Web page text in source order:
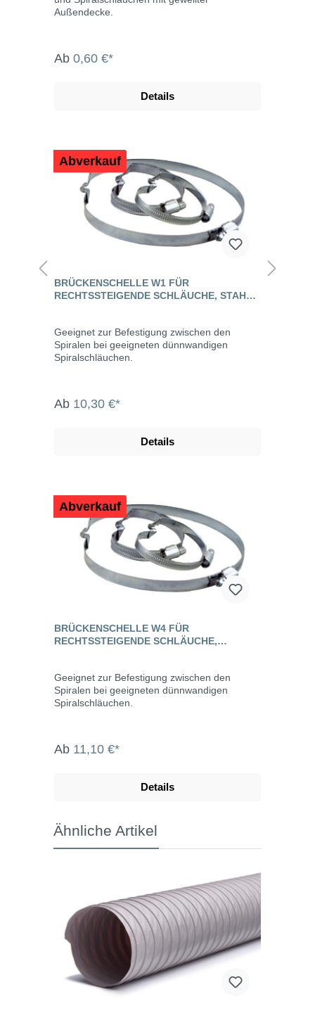
Außendecke.
Ab 0,60 €*
Details
Abverkauf
BRÜCKENSCHELLE W1 FÜR
RECHTSSTEIGENDE SCHLÄUCHE, STAHL
Geeignet zur Befestigung zwischen den
Spiralen bei geeigneten dünnwandigen
Spiralschläuchen.
Ab 10,30 €*
Details
Abverkauf
BRÜCKENSCHELLE W4 FÜR
RECHTSSTEIGENDE SCHLÄUCHE,
Geeignet zur Befestigung zwischen den
Spiralen bei geeigneten dünnwandigen
Spiralschläuchen.
Ab 11,10 €*
Details
Ähnliche Artikel